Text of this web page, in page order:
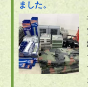
ました。